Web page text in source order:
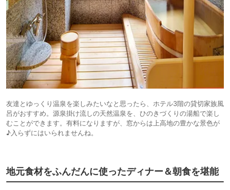
友達とゆっくり温泉を楽しみたいなと思ったら、ホテル3階の貸切家族風
呂がおすすめ。源泉掛け流しの天然温泉を、ひのきづくりの湯船で楽し
むことができます。有料になりますが、窓からは上高地の豊かな景色が
♪入らずにはいられませんね。
地元食材をふんだんに使ったディナー＆朝食を堪能